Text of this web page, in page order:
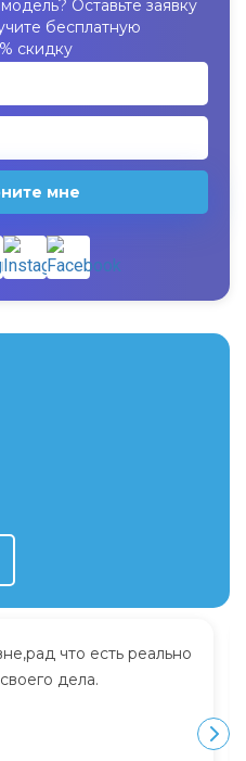
Оставьте заявку
бесплатную
скидку
мне
что есть реально
дела.